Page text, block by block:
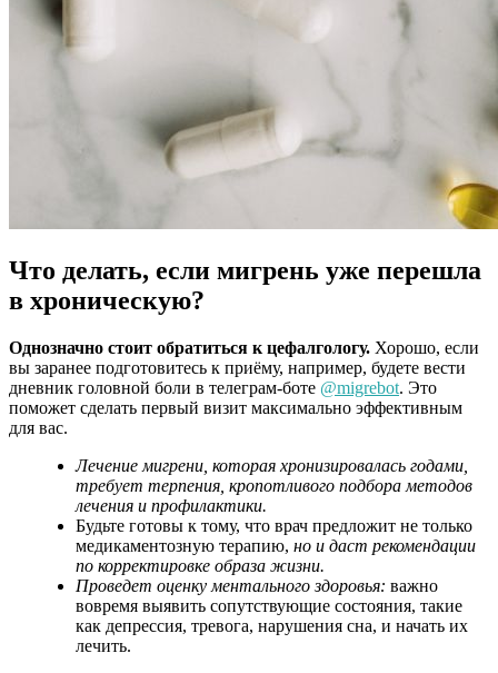
Что делать, если мигрень уже перешла
в хроническую?
Однозначно стоит обратиться к цефалгологу. Хорошо, если
вы заранее подготовитесь к приёму, например, будете вести
дневник головной боли в телеграм-боте @migrebot. Это
поможет сделать первый визит максимально эффективным
для вас.
Лечение мигрени, которая хронизировалась годами,
требует терпения, кропотливого подбора методов
лечения и профилактики.
Будьте готовы к тому, что врач предложит не только
медикаментозную терапию, но и даст рекомендации
по корректировке образа жизни.
Проведет оценку ментального здоровья: важно
вовремя выявить сопутствующие состояния, такие
как депрессия, тревога, нарушения сна, и начать их
лечить.